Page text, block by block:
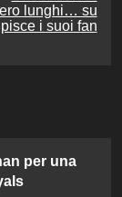
lunghi… su
i suoi fan
per una